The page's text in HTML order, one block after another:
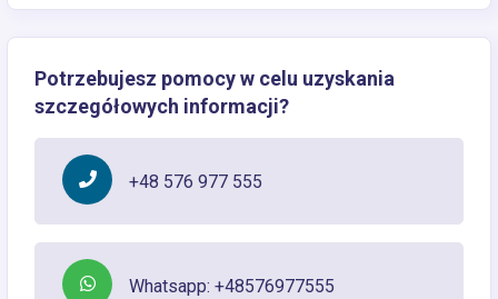
Potrzebujesz pomocy w celu uzyskania
szczegółowych informacji?
+48 576 977 555
Whatsapp: +48576977555